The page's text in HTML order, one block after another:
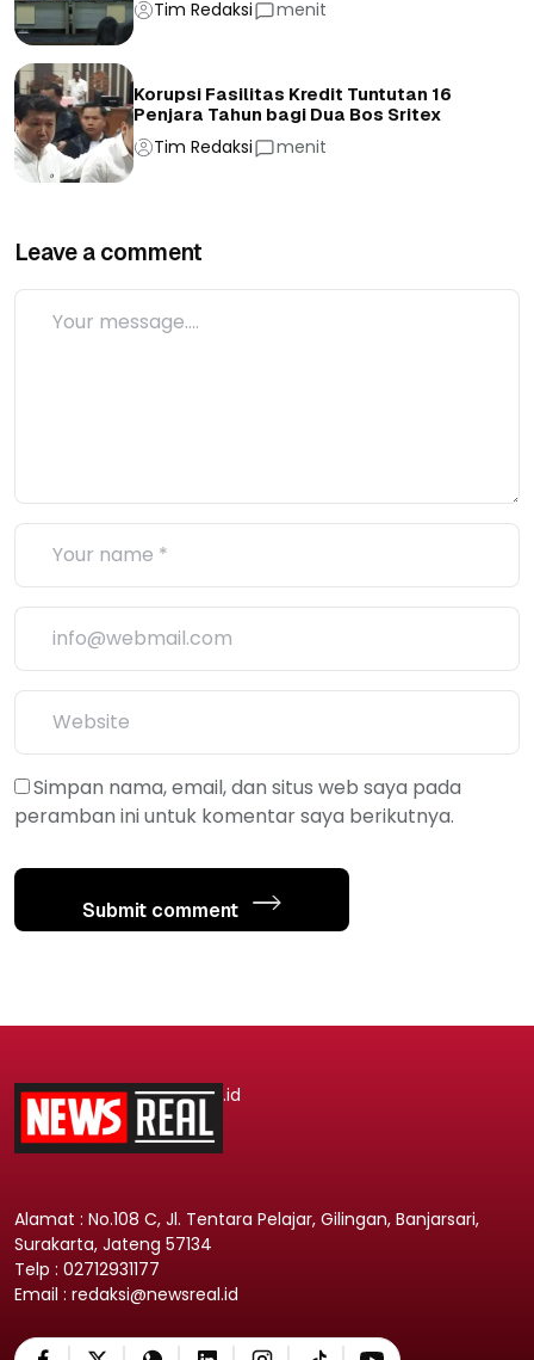
Tim Redaksi menit
Korupsi Fasilitas Kredit Tuntutan 16
Penjara Tahun bagi Dua Bos Sritex
Tim Redaksi menit
Leave a comment
Simpan nama, email, dan situs web saya pada
peramban ini untuk komentar saya berikutnya.
Submit comment
.id
Alamat : No.108 C, Jl. Tentara Pelajar, Gilingan, Banjarsari,
Surakarta, Jateng 57134
Telp : 02712931177
Email : redaksi@newsreal.id